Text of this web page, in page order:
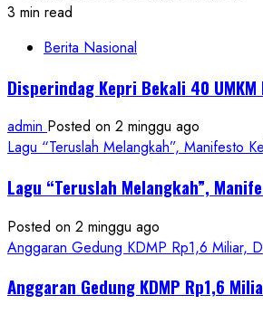
3 min read
Berita Nasional
Disperindag Kepri Bekali 40
admin Posted on 2 minggu ago
Lagu “Teruslah Melangkah”, Manifesto
Lagu “Teruslah Melangkah”,
Posted on 2 minggu ago
Anggaran Gedung KDMP Rp1,6 Miliar,
Anggaran Gedung KDMP Rp1,6